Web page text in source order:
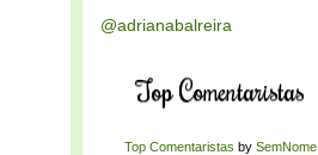
@adrianabalreira
Top Comentaristas
Top Comentaristas by SemNome